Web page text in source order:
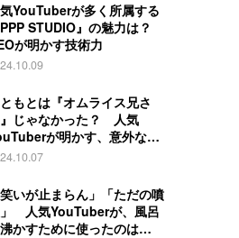
YouTuberが多く所属する
PPP STUDIO』の魅力は？
が明かす技術力
もとは『オムライス兄さ
じゃなかった？ 人気
が明かす、意外な過
は
笑いが止まらん」「ただの噴
人気YouTuberが、風呂
かすために使ったのは…